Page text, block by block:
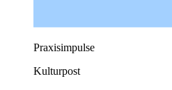
Praxisimpulse
Kulturpost